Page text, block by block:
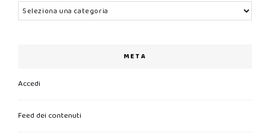
Categorie
META
Accedi
Feed dei contenuti